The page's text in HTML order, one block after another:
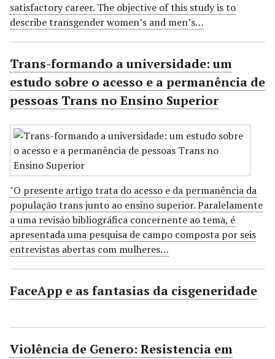
satisfactory career. The objective of this study is to
describe transgender women’s and men’s…
Trans-formando a universidade: um
estudo sobre o acesso e a permanência de
pessoas Trans no Ensino Superior
"O presente artigo trata do acesso e da permanência da
população trans junto ao ensino superior. Paralelamente
a uma revisão bibliográfica concernente ao tema, é
apresentada uma pesquisa de campo composta por seis
entrevistas abertas com mulheres…
FaceApp e as fantasias da cisgeneridade
Violência de Genero: Resistencia em